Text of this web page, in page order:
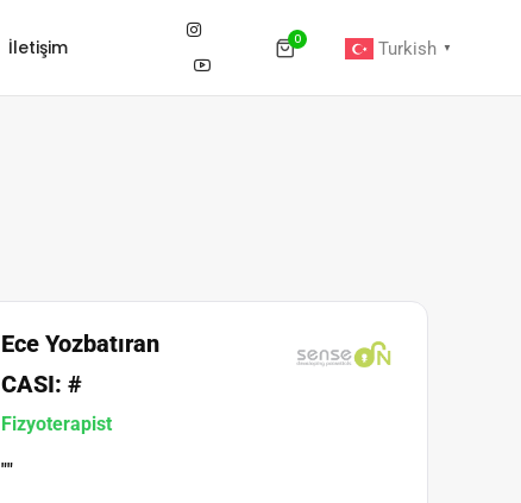
İletişim 0 Turkish ▼
Ece Yozbatıran
CASI: #
Fizyoterapist
""